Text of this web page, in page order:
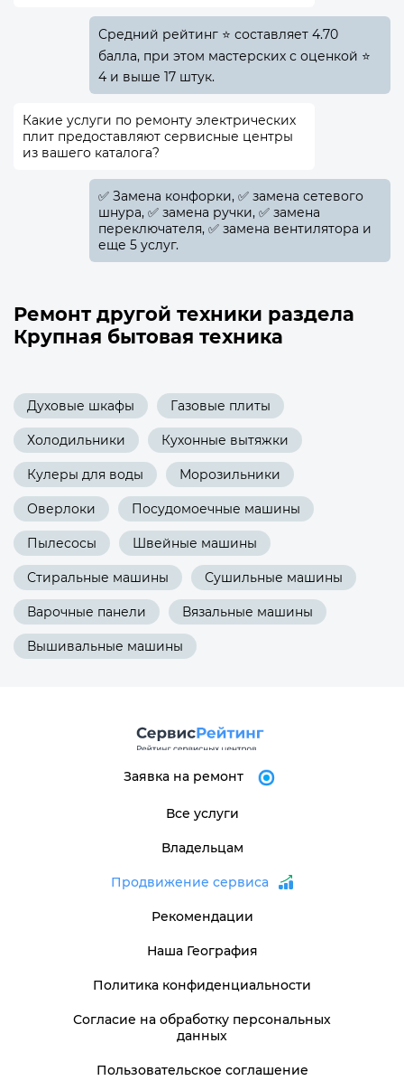
Средний рейтинг ⭐ составляет 4.70
балла, при этом мастерских с оценкой ⭐
4 и выше 17 штук.
Какие услуги по ремонту электрических
плит предоставляют сервисные центры
из вашего каталога?
✅️ Замена конфорки, ✅️ замена сетевого
шнура, ✅️ замена ручки, ✅️ замена
переключателя, ✅️ замена вентилятора и
еще 5 услуг.
Ремонт другой техники раздела
Крупная бытовая техника
Духовые шкафы Газовые плиты
Холодильники Кухонные вытяжки
Кулеры для воды Морозильники
Оверлоки Посудомоечные машины
Пылесосы Швейные машины
Стиральные машины Сушильные машины
Варочные панели Вязальные машины
Вышивальные машины
Заявка на ремонт
Все услуги
Владельцам
Продвижение сервиса
Рекомендации
Наша География
Политика конфиденциальности
Согласие на обработку персональных
данных
Пользовательское соглашение